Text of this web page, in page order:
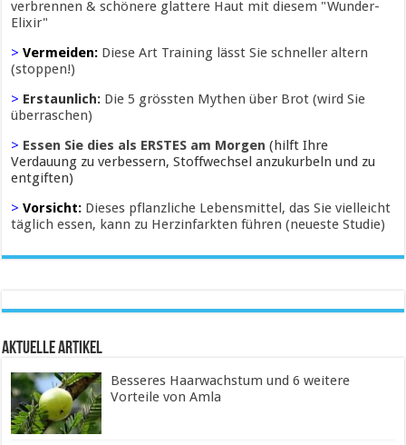
verbrennen & schönere glattere Haut mit diesem "Wunder-
Elixir"
> Vermeiden: Diese Art Training lässt Sie schneller altern
(stoppen!)
> Erstaunlich: Die 5 grössten Mythen über Brot (wird Sie
überraschen)
> Essen Sie dies als ERSTES am Morgen (hilft Ihre
Verdauung zu verbessern, Stoffwechsel anzukurbeln und zu
entgiften)
> Vorsicht: Dieses pflanzliche Lebensmittel, das Sie vielleicht
täglich essen, kann zu Herzinfarkten führen (neueste Studie)
Aktuelle Artikel
Besseres Haarwachstum und 6 weitere
Vorteile von Amla